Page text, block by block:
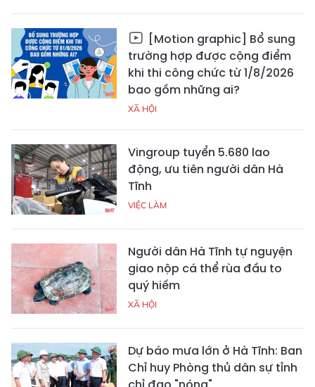
[Motion graphic] Bổ sung
trường hợp được cộng điểm
khi thi công chức từ 1/8/2026
bao gồm những ai?
XÃ HỘI
Vingroup tuyển 5.680 lao
động, ưu tiên người dân Hà
Tĩnh
VIỆC LÀM
Người dân Hà Tĩnh tự nguyện
giao nộp cá thể rùa đầu to
quý hiếm
XÃ HỘI
Dự báo mưa lớn ở Hà Tĩnh: Ban
Chỉ huy Phòng thủ dân sự tỉnh